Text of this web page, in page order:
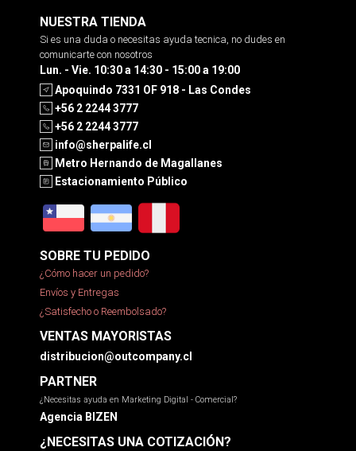
NUESTRA TIENDA
Si es una duda o necesitas ayuda tecnica, no dudes en
comunicarte con nosotros
Lun. - Vie. 10:30 a 14:30 - 15:00 a 19:00
Apoquindo 7331 OF 918 - Las Condes
+56 2 2244 3777
+56 2 2244 3777
info@sherpalife.cl
Metro Hernando de Magallanes
Estacionamiento Público
SOBRE TU PEDIDO
¿Cómo hacer un pedido?
Envíos y Entregas
¿Satisfecho o Reembolsado?
VENTAS MAYORISTAS
distribucion@outcompany.cl
PARTNER
¿Necesitas ayuda en Marketing Digital - Comercial?
Agencia BIZEN
¿NECESITAS UNA COTIZACIÓN?